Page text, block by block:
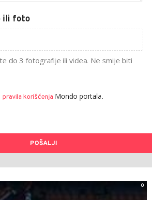
ili foto
do 3 fotografije ili videa. Ne smije biti
pravila korišćenja Mondo portala.
POŠALJI
0